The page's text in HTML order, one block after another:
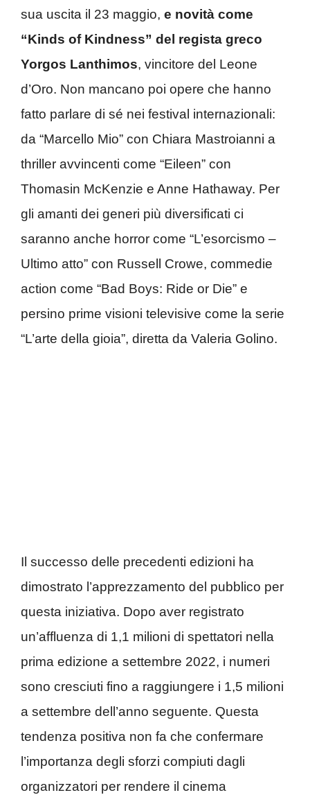
sua uscita il 23 maggio, e novità come
“Kinds of Kindness” del regista greco
Yorgos Lanthimos, vincitore del Leone
d’Oro. Non mancano poi opere che hanno
fatto parlare di sé nei festival internazionali:
da “Marcello Mio” con Chiara Mastroianni a
thriller avvincenti come “Eileen” con
Thomasin McKenzie e Anne Hathaway. Per
gli amanti dei generi più diversificati ci
saranno anche horror come “L’esorcismo –
Ultimo atto” con Russell Crowe, commedie
action come “Bad Boys: Ride or Die” e
persino prime visioni televisive come la serie
“L’arte della gioia”, diretta da Valeria Golino.
Il successo delle precedenti edizioni ha
dimostrato l’apprezzamento del pubblico per
questa iniziativa. Dopo aver registrato
un’affluenza di 1,1 milioni di spettatori nella
prima edizione a settembre 2022, i numeri
sono cresciuti fino a raggiungere i 1,5 milioni
a settembre dell’anno seguente. Questa
tendenza positiva non fa che confermare
l’importanza degli sforzi compiuti dagli
organizzatori per rendere il cinema